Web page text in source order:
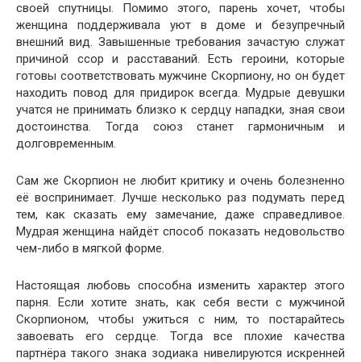
своей спутницы. Помимо этого, парень хочет, чтобы
женщина поддерживала уют в доме и безупречный
внешний вид. Завышенные требования зачастую служат
причиной ссор и расставаний. Есть героини, которые
готовы соответствовать мужчине Скорпиону, но он будет
находить повод для придирок всегда. Мудрые девушки
учатся не принимать близко к сердцу нападки, зная свои
достоинства. Тогда союз станет гармоничным и
долговременным.
Сам же Скорпион не любит критику и очень болезненно
её воспринимает. Лучше несколько раз подумать перед
тем, как сказать ему замечание, даже справедливое.
Мудрая женщина найдёт способ показать недовольство
чем-либо в мягкой форме.
Настоящая любовь способна изменить характер этого
парня. Если хотите знать, как себя вести с мужчиной
Скорпионом, чтобы ужиться с ним, то постарайтесь
завоевать его сердце. Тогда все плохие качества
партнёра такого знака зодиака нивелируются искренней